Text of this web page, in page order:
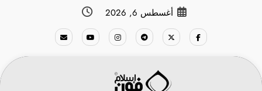
أغسطس 6, 2026